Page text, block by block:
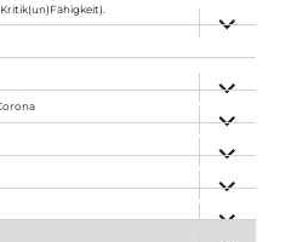
anzeigen
anzeigen
anzeigen
anzeigen
anzeigen